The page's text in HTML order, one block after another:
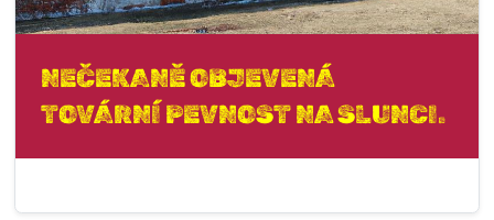
NEČEKANĚ OBJEVENÁ
TOVÁRNÍ PEVNOST NA SLUNCI.